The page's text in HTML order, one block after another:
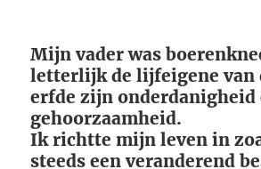
Mijn vader was
letterlijk de lijfeigene van
erfde zijn onderdanigheid
gehoorzaamheid.
Ik richtte mijn leven in
steeds een veranderend